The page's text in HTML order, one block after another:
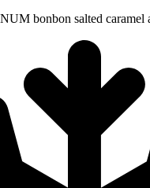
bonbon salted caramel